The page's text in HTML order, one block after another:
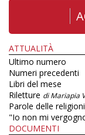
ATTUALITÀ
Ultimo numero
Numeri precedenti
Libri del mese
Riletture di Mariapia
Parole delle religioni
"Io non mi
DOCUMENTI